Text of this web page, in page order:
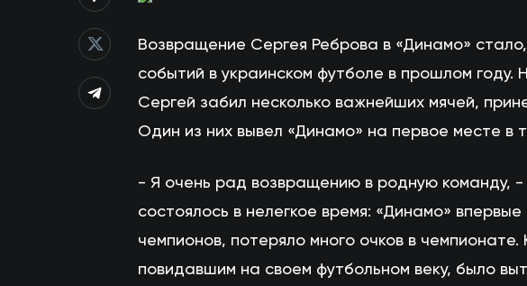
Возвращение Сергея Реброва в «Динамо»
событий в украинском футболе в прошлом году.
Сергей забил несколько важнейших мячей,
Один из них вывел «Динамо» на первое месте в
- Я очень рад возвращению в родную команду, -
состоялось в нелегкое время: «Динамо»
чемпионов, потеряло много очков в
повидавшим на своем футбольном веку, было